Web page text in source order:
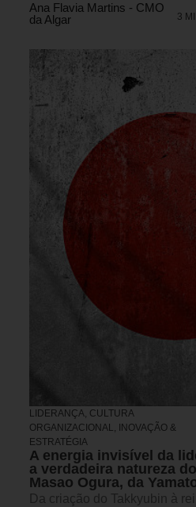
Ana Flavia Martins - CMO
da Algar
3
LIDERANÇA, CULTURA
ORGANIZACIONAL,
INOVAÇÃO &
ESTRATÉGIA
A energia invisível da
a verdadeira natureza
Masao Ogura, da
Da criação do Takkyubin à